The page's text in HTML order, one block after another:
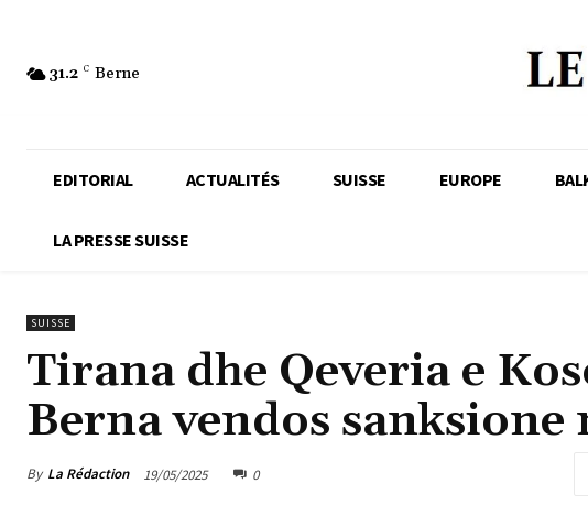
31.2 C Berne
EDITORIAL ACTUALITÉS SUISSE EUROPE
LA PRESSE SUISSE
SUISSE
Tirana dhe Qeveria e
Berna vendos
By La Rédaction 19/05/2025 0